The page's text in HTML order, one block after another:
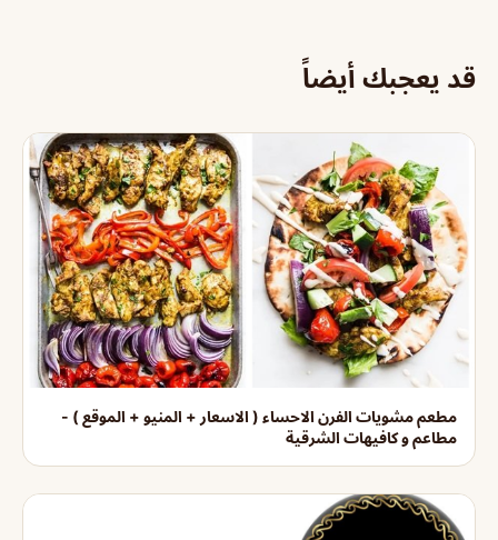
قد يعجبك أيضاً
مطعم مشويات الفرن الاحساء ( الاسعار + المنيو + الموقع ) -
مطاعم و كافيهات الشرقية